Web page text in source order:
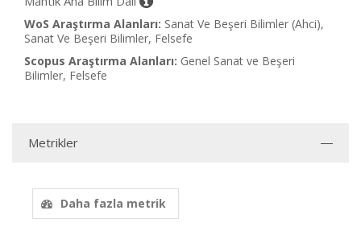
WoS Araştırma Alanları: Sanat Ve Beşeri Bilimler (Ahci),
Sanat Ve Beşeri Bilimler, Felsefe
Scopus Araştırma Alanları: Genel Sanat ve Beşeri
Bilimler, Felsefe
Metrikler
Daha fazla metrik